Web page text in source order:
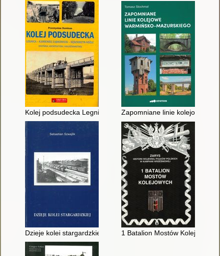
Kolej podsudecka Legnica-Kamieniec Ząbkowicki-
Zapomniane linie kolejowe
Dzieje kolei stargardzkiej 1846-20001 Batalion Mostów Kolejowych